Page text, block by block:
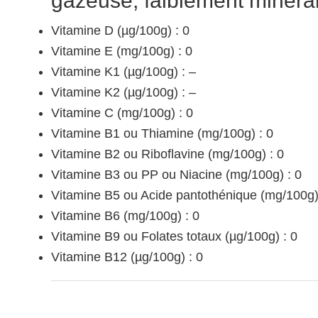
Vitamine D (µg/100g) : 0
Vitamine E (mg/100g) : 0
Vitamine K1 (µg/100g) : –
Vitamine K2 (µg/100g) : –
Vitamine C (mg/100g) : 0
Vitamine B1 ou Thiamine (mg/100g) : 0
Vitamine B2 ou Riboflavine (mg/100g) : 0
Vitamine B3 ou PP ou Niacine (mg/100g) : 0
Vitamine B5 ou Acide pantothénique (mg/
Vitamine B6 (mg/100g) : 0
Vitamine B9 ou Folates totaux (µg/100g) : 0
Vitamine B12 (µg/100g) : 0